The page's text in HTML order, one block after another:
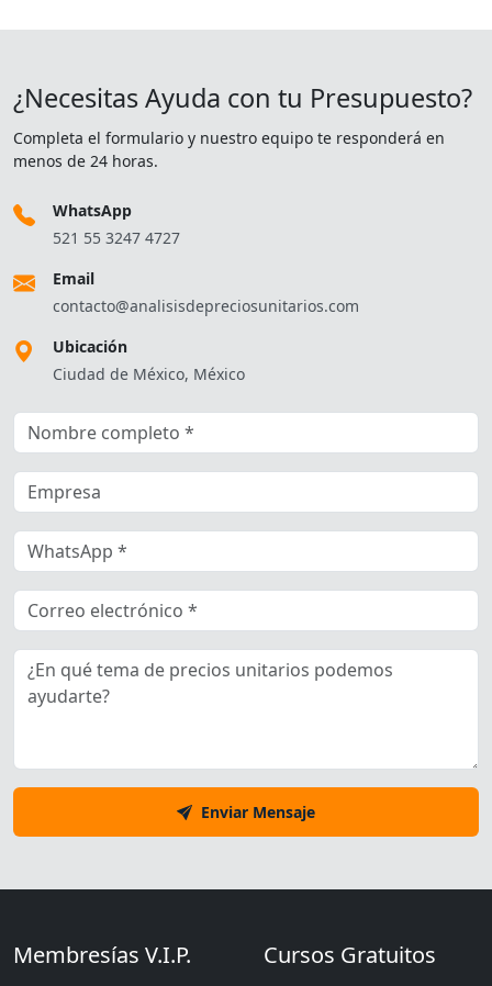
¿Necesitas Ayuda con tu Presupuesto?
Completa el formulario y nuestro equipo te responderá en
menos de 24 horas.
WhatsApp
521 55 3247 4727
Email
contacto@analisisdepreciosunitarios.com
Ubicación
Ciudad de México, México
Enviar Mensaje
Membresías V.I.P. Cursos Gratuitos